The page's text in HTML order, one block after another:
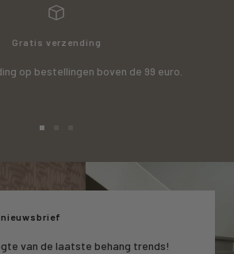
Gratis verzending
op bestellingen boven de 99 euro.
1
2
slide
3
nieuwsbrief
van de laatste behang trends!